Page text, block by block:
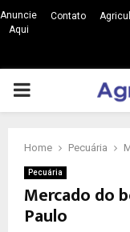
Anuncie
Aqui
Contato
PRIMARY
Home Pecuária
Pecuária
Mercado do
Paulo